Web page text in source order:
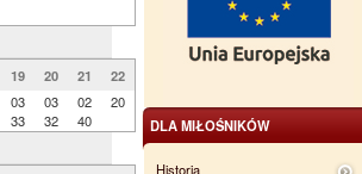
DLA MIŁOŚNIKÓW
Historia
19 20 21
22
03
33
03
32
02
40
20